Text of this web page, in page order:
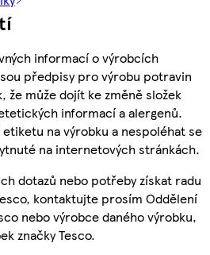
informací o výrobcích
předpisy pro výrobu potravin
že může dojít ke změně složek
informací a alergenů.
na výrobku a nespoléhat se
na internetových stránkách.
dotazů nebo potřeby získat radu
kontaktujte prosím Oddělení
nebo výrobce daného výrobku,
značky Tesco.